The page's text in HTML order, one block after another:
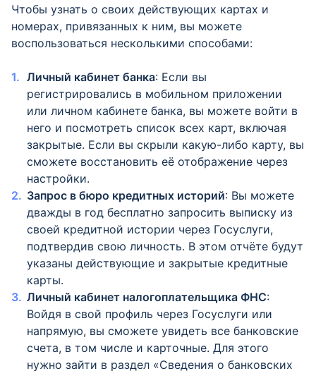
Чтобы узнать о своих действующих картах и
номерах, привязанных к ним, вы можете
воспользоваться несколькими способами:
Личный кабинет банка: Если вы
регистрировались в мобильном приложении
или личном кабинете банка, вы можете войти в
него и посмотреть список всех карт, включая
закрытые. Если вы скрыли какую-либо карту, вы
сможете восстановить её отображение через
настройки.
Запрос в бюро кредитных историй: Вы можете
дважды в год бесплатно запросить выписку из
своей кредитной истории через Госуслуги,
подтвердив свою личность. В этом отчёте будут
указаны действующие и закрытые кредитные
карты.
Личный кабинет налогоплательщика ФНС:
Войдя в свой профиль через Госуслуги или
напрямую, вы сможете увидеть все банковские
счета, в том числе и карточные. Для этого
нужно зайти в раздел «Сведения о банковских